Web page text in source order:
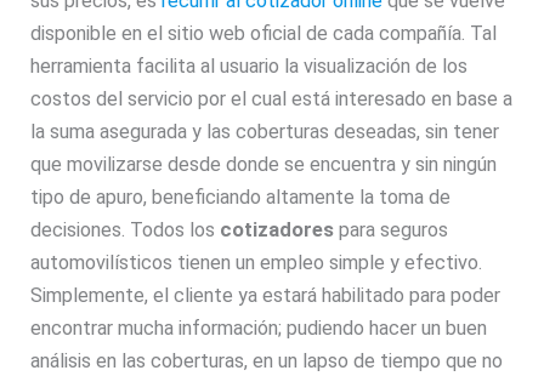
disponible en el sitio web oficial de cada compañía. Tal
herramienta facilita al usuario la visualización de los
costos del servicio por el cual está interesado en base a
la suma asegurada y las coberturas deseadas, sin tener
que movilizarse desde donde se encuentra y sin ningún
tipo de apuro, beneficiando altamente la toma de
decisiones. Todos los cotizadorespara seguros
automovilísticos tienen un empleo simple y efectivo.
Simplemente, el cliente ya estará habilitado para poder
encontrar mucha información; pudiendo hacer un buen
análisis en las coberturas, en un lapso de tiempo que no